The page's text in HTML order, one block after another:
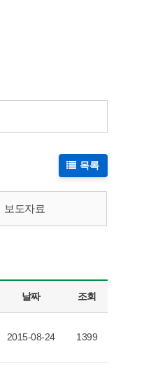
목록
보도자료
날짜 조회
2015-08-24 1399